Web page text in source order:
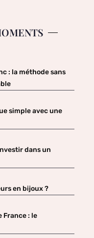
: la méthode sans
simple avec une
dans un
en bijoux ?
France : le